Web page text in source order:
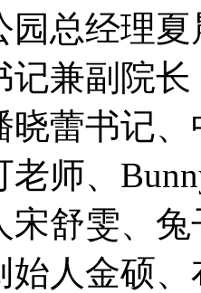
园总经理
记兼副院
晓蕾书记
师、
宋舒雯、
始人金硕